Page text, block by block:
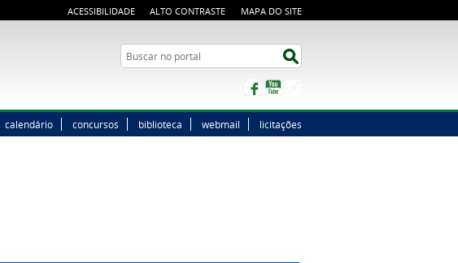
ACESSIBILIDADE ALTO CONTRASTE MAPA DO SITE
Buscar no portal
Facebook
calendário concursos biblioteca webmail licitações